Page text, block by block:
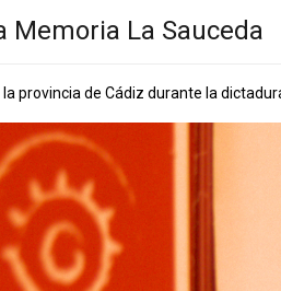
Memoria La Sauceda
provincia de Cádiz durante la